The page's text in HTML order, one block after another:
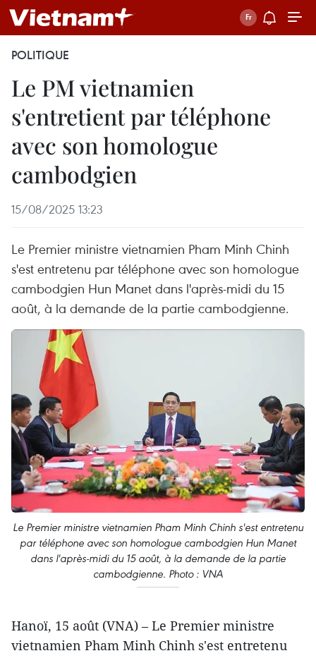
POLITIQUE
Le PM vietnamien
s'entretient par téléphone
avec son homologue
cambodgien
15/08/2025 13:23
Le Premier ministre vietnamien Pham Minh Chinh
s'est entretenu par téléphone avec son homologue
cambodgien Hun Manet dans l'après-midi du 15
août, à la demande de la partie cambodgienne.
Le Premier ministre vietnamien Pham Minh Chinh s'est entretenu
par téléphone avec son homologue cambodgien Hun Manet
dans l'après-midi du 15 août, à la demande de la partie
cambodgienne. Photo : VNA
Hanoï, 15 août (VNA) – Le Premier ministre
vietnamien Pham Minh Chinh s'est entretenu